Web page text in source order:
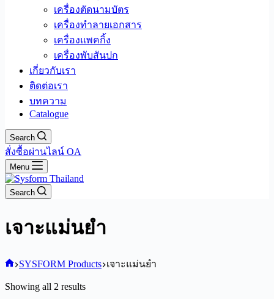
เครื่องตัดนามบัตร
เครื่องทำลายเอกสาร
เครื่องแพคกิ้ง
เครื่องพับสันปก
เกี่ยวกับเรา
ติดต่อเรา
บทความ
Catalogue
Search
สั่งซื้อผ่านไลน์ OA
Menu
Search
เจาะแม่นยำ
Home
SYSFORM Products เจาะแม่นยำ
Showing all 2 results